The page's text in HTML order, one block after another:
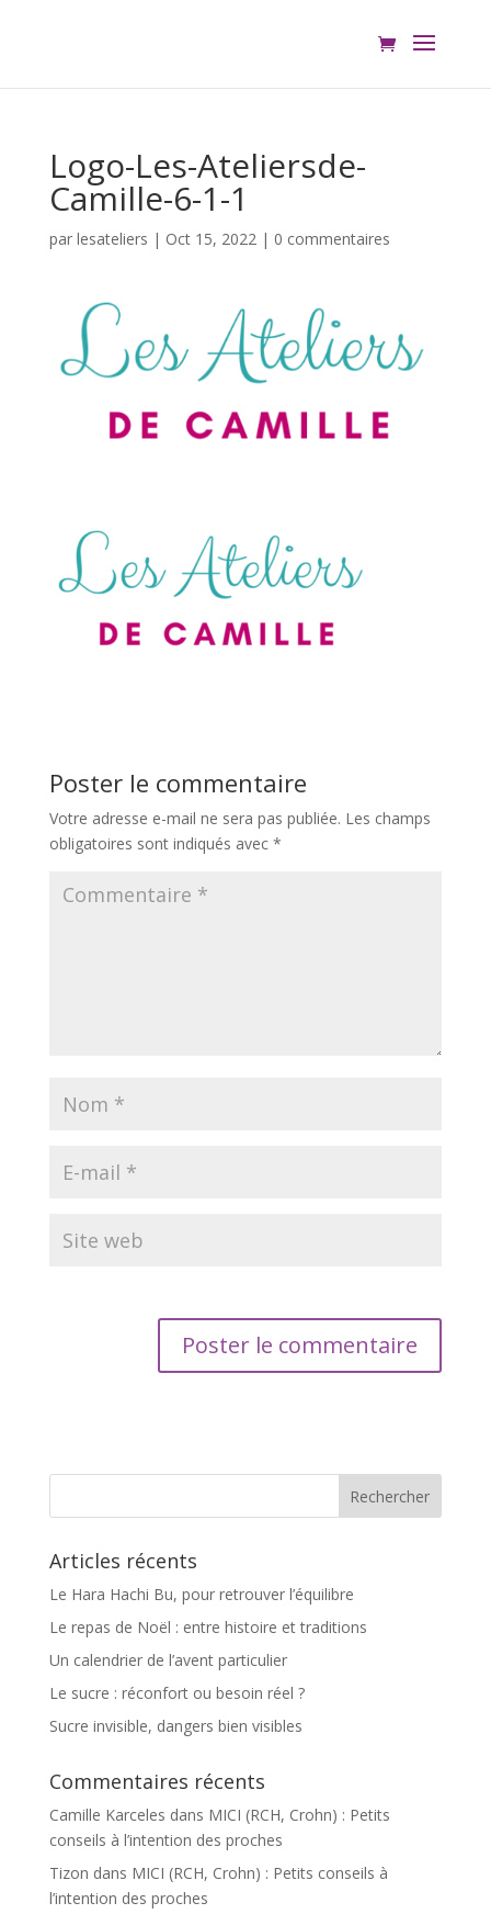
Logo-Les-Ateliersde-
Camille-6-1-1
par lesateliers | Oct 15, 2022| 0 commentaires
Poster le commentaire
Votre adresse e-mail ne sera pas publiée. Les champs
obligatoires sont indiqués avec *
Articles récents
Le Hara Hachi Bu, pour retrouver l’équilibre
Le repas de Noël : entre histoire et traditions
Un calendrier de l’avent particulier
Le sucre : réconfort ou besoin réel ?
Sucre invisible, dangers bien visibles
Commentaires récents
Camille Karceles dans MICI (RCH, Crohn) : Petits
conseils à l’intention des proches
Tizon dans MICI (RCH, Crohn) : Petits conseils à
l’intention des proches